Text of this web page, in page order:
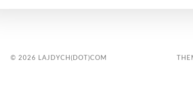
© 2026 LAJDYCH(DOT)COM